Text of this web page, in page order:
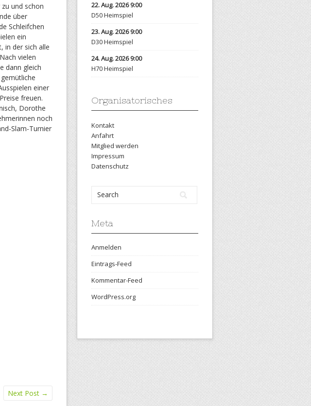
und schon
über
Schleifchen
ein
in der sich alle
vielen
dann gleich
einer
freuen.
Dorothe
noch
Slam-Turnier
Next Post →
22. Aug. 2026 9:00
D50 Heimspiel
23. Aug. 2026 9:00
D30 Heimspiel
24. Aug. 2026 9:00
H70 Heimspiel
Organisatorisches
Kontakt
Anfahrt
Mitglied werden
Impressum
Datenschutz
Meta
Anmelden
Eintrags-Feed
Kommentar-Feed
WordPress.org